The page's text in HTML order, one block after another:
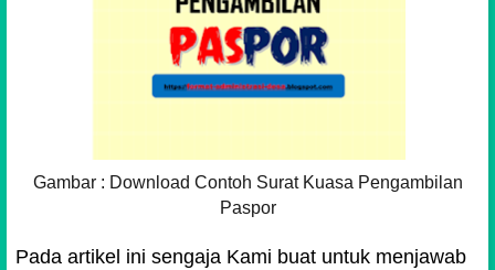
Gambar : Download Contoh Surat Kuasa Pengambilan
Paspor
Pada artikel ini sengaja Kami buat untuk menjawab